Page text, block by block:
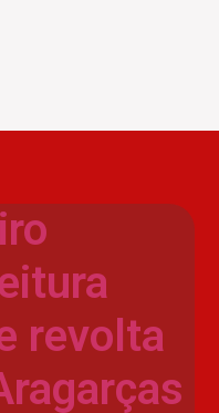
revolta